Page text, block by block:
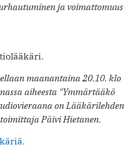
ja voimattomuus
maanantaina 20.10. klo
aiheesta "Ymmärtääkö
on Lääkärilehden
Päivi Hietanen.